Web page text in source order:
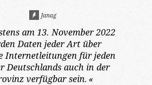
Janag
am 13. November 2022
Daten jeder Art über
Internetleitungen für jeden
Deutschlands auch in der
verfügbar sein. «